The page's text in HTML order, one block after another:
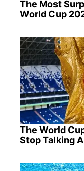
The Most
World Cup
The World
Stop Talking